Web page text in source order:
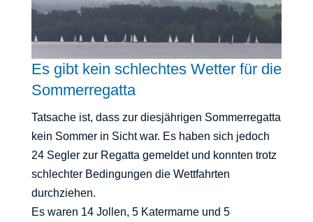
Es gibt kein schlechtes Wetter für die
Sommerregatta
Tatsache ist, dass zur diesjährigen Sommerregatta
kein Sommer in Sicht war. Es haben sich jedoch
24 Segler zur Regatta gemeldet und konnten trotz
schlechter Bedingungen die Wettfahrten
durchziehen.
Es waren 14 Jollen, 5 Katermarne und 5